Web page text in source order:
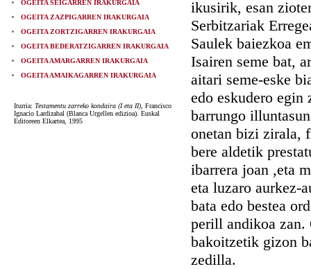
OGEITA SEIGARREN IRAKURGAIA
OGEITA ZAZPIGARREN IRAKURGAIA
OGEITA ZORTZIGARREN IRAKURGAIA
OGEITA BEDERATZIGARREN IRAKURGAIA
OGEITA AMARGARREN IRAKURGAIA
OGEITA AMAIKAGARREN IRAKURGAIA
Iturria: Testamentu zarreko kondaira (I eta II) , Francisco
Ignacio Lardizabal (Blanca Urgellen edizioa). Euskal
Editoreen Elkartea, 1995
ikusirik, esan
Serbitzariak
Saulek baiezkoa
Isairen seme bat,
aitari seme-eske
edo eskudero
barrungo
onetan bizi zirala,
bere aldetik
ibarrera joan ,eta
eta luzaro aurkez-
bata edo bestea
perill andikoa zan.
bakoitzetik gizon
zedilla.